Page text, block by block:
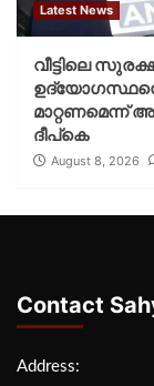
Latest News
വീട്ടിലെ
മാറ്റണമെന്ന്
ദീപ്‌കെ
August 8, 2026
Contact
Address: